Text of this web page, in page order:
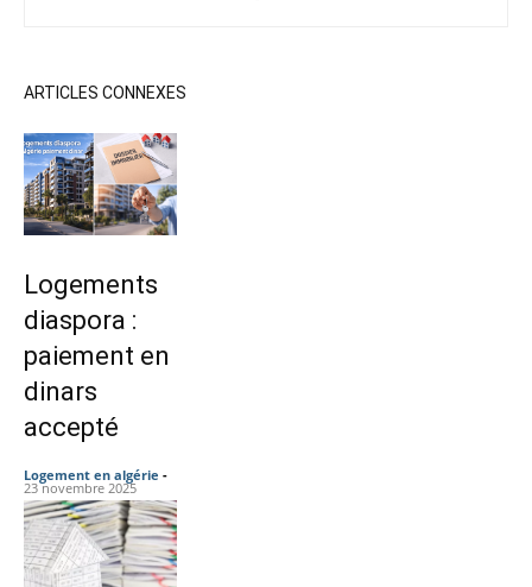
ARTICLES CONNEXES
Logements
diaspora :
paiement en
dinars
accepté
Logement en algérie -
23 novembre 2025